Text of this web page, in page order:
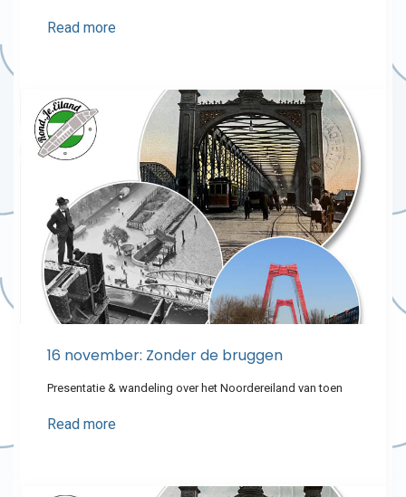
Read more
16 november: Zonder de bruggen
Presentatie & wandeling over het Noordereiland van toen
Read more